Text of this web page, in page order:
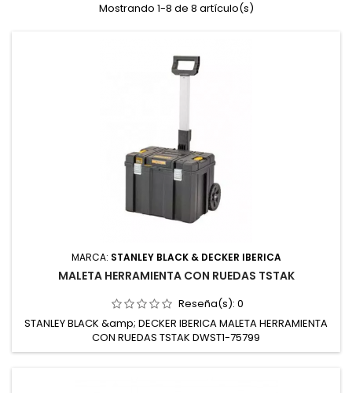
Mostrando 1-8 de 8 artículo(s)
MARCA: STANLEY BLACK & DECKER IBERICA
MALETA HERRAMIENTA CON RUEDAS TSTAK
Reseña(s): 0
STANLEY BLACK &amp; DECKER IBERICA MALETA HERRAMIENTA
CON RUEDAS TSTAK DWST1-75799